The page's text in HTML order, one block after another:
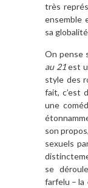
très
ensemble
sa
On pense
au 21est
style des
fait, c’est
une
son
sexuels
se
farfelu – la